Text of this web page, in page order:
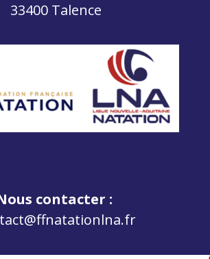
33400 Talence
contacter :